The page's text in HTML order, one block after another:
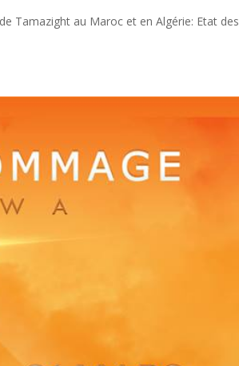
Tamazight au Maroc et en Algérie: Etat des